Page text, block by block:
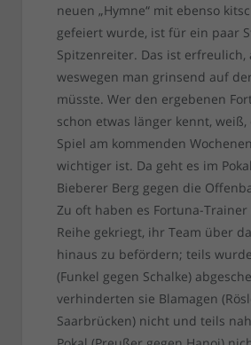
neuen „Hymne“ mit ebenso
gefeiert wurde, ist für ein paar
Spitzenreiter. Das ist erfreulich,
weswegen man grinsend auf
müsste. Wer den ergebenen
schon etwas länger kennt, weiß,
Spiel am kommenden
wichtiger ist. Da geht es im
Bieberer Berg gegen die
Zu oft haben es Fortuna-
Reihe gekriegt, ihr Team über
hinaus zu befördern; teils
(Funkel gegen Schalke)
verhinderten sie Blamagen
Saarbrücken) nicht und teils